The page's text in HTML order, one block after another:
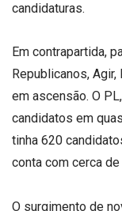
candidaturas.
Em contrapartida,
Republicanos,
em ascensão. O
candidatos em
tinha 620
conta com cerca
O surgimento de